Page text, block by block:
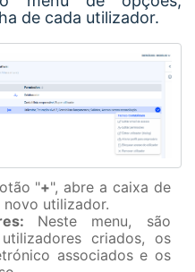
de cada utilizador.
"+", abre a caixa de
utilizador.
Neste menu, são
criados, os
associados e os